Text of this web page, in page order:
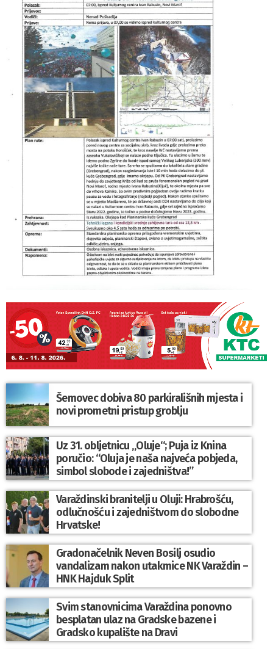
Šemovec dobiva 80 parkirališnih mjesta i
novi prometni pristup groblju
Uz 31. obljetnicu „Oluje“; Puja iz Knina
poručio: “Oluja je naša najveća pobjeda,
simbol slobode i zajedništva!”
Varaždinski branitelji u Oluji: Hrabrošću,
odlučnošću i zajedništvom do slobodne
Hrvatske!
Gradonačelnik Neven Bosilj osudio
vandalizam nakon utakmice NK Varaždin –
HNK Hajduk Split
Svim stanovnicima Varaždina ponovno
besplatan ulaz na Gradske bazene i
Gradsko kupalište na Dravi